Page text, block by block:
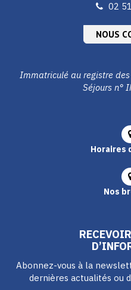
02
NOUS
Immatriculé au registre
Séjours n°
Horaires
Nos
Abonnez-vous à la
dernières actualités ou